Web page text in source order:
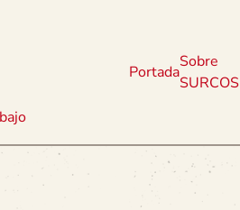
Portada
Sobre
SURCOS